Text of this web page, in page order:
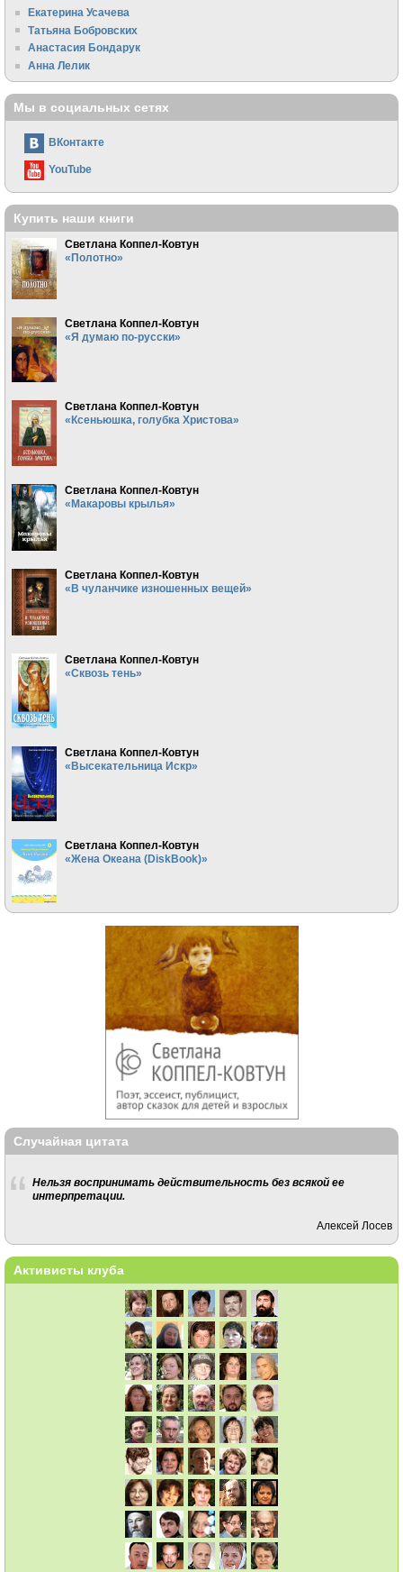
Екатерина Усачева
Татьяна Бобровских
Анастасия Бондарук
Анна Лелик
Мы в социальных сетях
ВКонтакте
YouTube
Купить наши книги
Светлана Коппел-Ковтун
«Полотно»
Светлана Коппел-Ковтун
«Я думаю по-русски»
Светлана Коппел-Ковтун
«Ксеньюшка, голубка Христова»
Светлана Коппел-Ковтун
«Макаровы крылья»
Светлана Коппел-Ковтун
«В чуланчике изношенных вещей»
Светлана Коппел-Ковтун
«Сквозь тень»
Светлана Коппел-Ковтун
«Высекательница Искр»
Светлана Коппел-Ковтун
«Жена Океана (DiskBook)»
Случайная цитата
Нельзя воспринимать действительность без всякой ее
интерпретации.
Алексей Лосев
Активисты клуба